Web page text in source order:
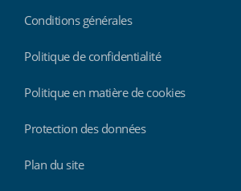
Conditions générales
Politique de confidentialité
Politique en matière de cookies
Protection des données
Plan du site